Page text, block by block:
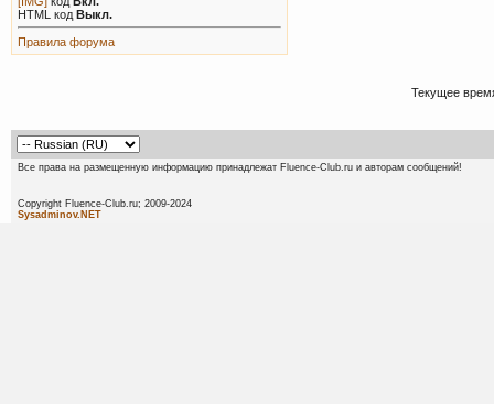
HTML код Выкл.
Правила форума
Текущее
Все права на размещенную информацию принадлежат Fluence-Club.ru и авторам сообщений!
Copyright Fluence-Club.ru;
Sysadminov.NET